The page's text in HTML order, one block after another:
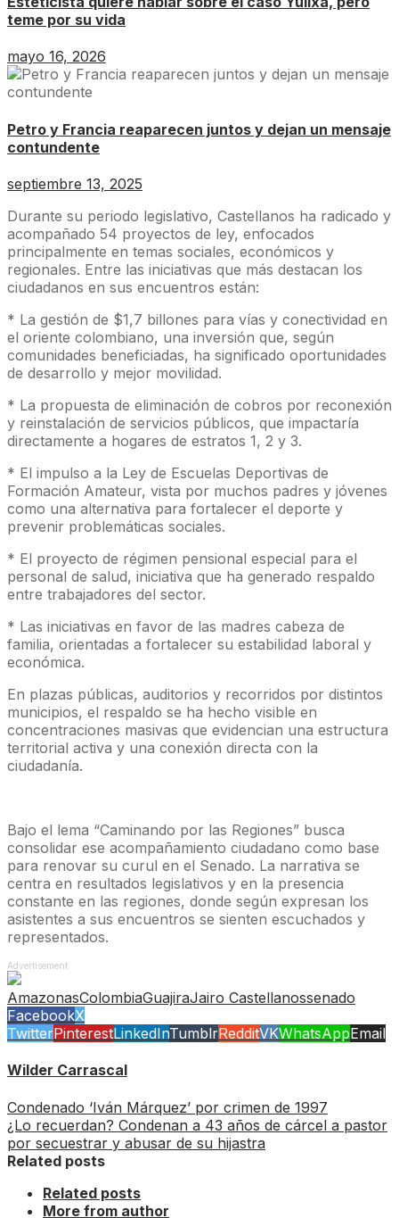
teme por su vida
mayo 16, 2026
Petro y Francia reaparecen juntos y dejan un mensaje
contundente
septiembre 13, 2025
Durante su periodo legislativo, Castellanos ha radicado y
acompañado 54 proyectos de ley, enfocados
principalmente en temas sociales, económicos y
regionales. Entre las iniciativas que más destacan los
ciudadanos en sus encuentros están:
* La gestión de $1,7 billones para vías y conectividad en
el oriente colombiano, una inversión que, según
comunidades beneficiadas, ha significado oportunidades
de desarrollo y mejor movilidad.
* La propuesta de eliminación de cobros por reconexión
y reinstalación de servicios públicos, que impactaría
directamente a hogares de estratos 1, 2 y 3.
* El impulso a la Ley de Escuelas Deportivas de
Formación Amateur, vista por muchos padres y jóvenes
como una alternativa para fortalecer el deporte y
prevenir problemáticas sociales.
* El proyecto de régimen pensional especial para el
personal de salud, iniciativa que ha generado respaldo
entre trabajadores del sector.
* Las iniciativas en favor de las madres cabeza de
familia, orientadas a fortalecer su estabilidad laboral y
económica.
En plazas públicas, auditorios y recorridos por distintos
municipios, el respaldo se ha hecho visible en
concentraciones masivas que evidencian una estructura
territorial activa y una conexión directa con la
ciudadanía.
Bajo el lema “Caminando por las Regiones” busca
consolidar ese acompañamiento ciudadano como base
para renovar su curul en el Senado. La narrativa se
centra en resultados legislativos y en la presencia
constante en las regiones, donde según expresan los
asistentes a sus encuentros se sienten escuchados y
representados.
Advertisement
AmazonasColombiaGuajiraJairo Castellanossenado
FacebookX
TwitterPinterestLinkedInTumblrRedditVKWhatsAppEmail
Wilder Carrascal
Condenado ‘Iván Márquez’ por crimen de 1997
¿Lo recuerdan? Condenan a 43 años de cárcel a pastor
por secuestrar y abusar de su hijastra
Related posts
Related posts
More from author